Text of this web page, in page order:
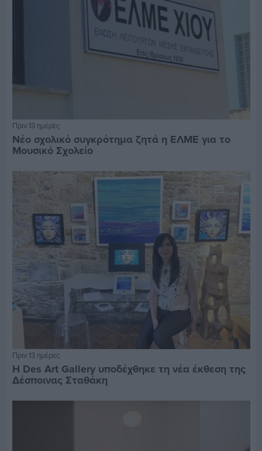
Πριν 13 ημέρες
Νέο σχολικό συγκρότημα ζητά η ΕΛΜΕ για το
Μουσικό Σχολείο
Πριν 13 ημέρες
Η Des Art Gallery υποδέχθηκε τη νέα έκθεση της
Δέσποινας Σταθάκη